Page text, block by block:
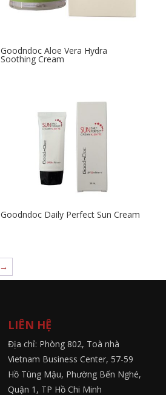
Goodndoc Aloe Vera Hydra
Soothing Cream
Goodndoc Daily Perfect Sun Cream
→
LIÊN HỆ
Địa chỉ: Phòng 802, Toà nhà
Vietnam Business Center, 57-59
Hồ Tùng Mậu, Phường Bến Nghé,
Quận 1, TP Hồ Chi Minh